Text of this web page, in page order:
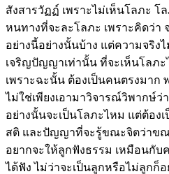
สังสารวัฏฏ์ เพราะไม่เห็นโลภะ โ
หนทางที่จะละโลภะ เพราะคิดว่า
อย่างนี้อย่างนั้นบ้าง แต่ความจริง
เจริญปัญญาเท่านั้น ที่จะเห็นโลภะ
เพราะฉะนั้น ต้องเป็นคนตรงมา
ไม่ใช่เพียงเอามาวิจารณ์วิพากษ์ว่
อย่างนั้นจะเป็นโลภะไหม แต่ต้อ
สติ และปัญญาที่จะรู้ขณะจิตว่าข
อยากจะให้ลูกฟังธรรม เหมือนกั
ได้ฟัง ไม่ว่าจะเป็นลูกหรือไม่ลูกก็